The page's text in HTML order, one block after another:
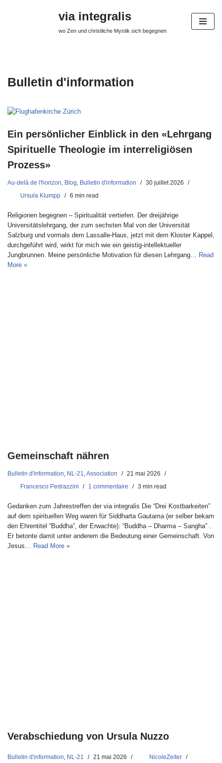
via integralis
wo Zen und christliche Mystik sich begegnen
Bulletin d'information
Ein persönlicher Einblick in den «Lehrgang
Spirituelle Theologie im interreligiösen
Prozess»
Au-delà de l'horizon Blog Bulletin d'information
30 juillet 2026
Ursula Klumpp
6 min read
Religionen begegnen – Spiritualität vertiefen. Der dreijährige
Universitätslehrgang, der zum sechsten Mal von der Universität
Salzburg und vormals dem Lassalle-Haus, jetzt mit dem Kloster Kappel,
durchgeführt wird, wirkt für mich wie ein geistig-intellektueller
Jungbrunnen. Meine persönliche Motivation für diesen Lehrgang… Read
More »
Gemeinschaft nähren
Bulletin d'information NL-21 Association
21 mai 2026
Francesco Pedrazzini
1 commentaire 3 min read
Gedanken zum Jahrestreffen der via integralis Die “Drei Kostbarkeiten”
auf dem spirituellen Weg waren für Siddharta Gautama (er selber bekam
den Ehrentitel “Buddha”, der Erwachte): “Buddha – Dharma – Sangha” .
Er betonte damit unter anderem die Bedeutung einer Gemeinschaft. Von
Jesus… Read More »
Verabschiedung von Ursula Nuzzo
Bulletin d'information NL-21 21 mai 2026
NicoleZeiter